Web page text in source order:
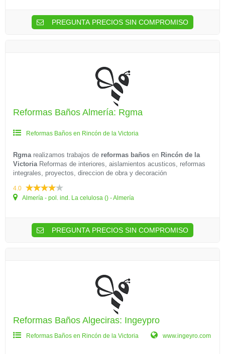
PREGUNTA PRECIOS SIN COMPROMISO
Reformas Baños Almería: Rgma
Reformas Baños en Rincón de la Victoria
Rgmarealizamos trabajos de reformas baños en Rincón de la
VictoriaReformas de interiores, aislamientos acusticos, reformas
integrales, proyectos, direccion de obra y decoración
4.0
Almería - pol. ind. La celulosa () - Almería
PREGUNTA PRECIOS SIN COMPROMISO
Reformas Baños Algeciras: Ingeypro
Reformas Baños en Rincón de la Victoria www.ingeyro.com